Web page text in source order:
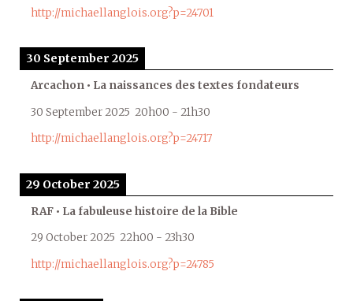
http://michaellanglois.org?p=24701
30 September 2025
Arcachon • La naissances des textes fondateurs
30 September 2025 20h00 - 21h30
http://michaellanglois.org?p=24717
29 October 2025
RAF • La fabuleuse histoire de la Bible
29 October 2025 22h00 - 23h30
http://michaellanglois.org?p=24785